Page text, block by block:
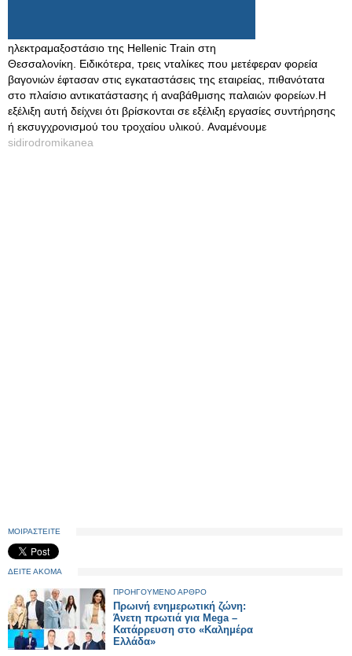
ηλεκτραμαξοστάσιο της Hellenic Train στη
Θεσσαλονίκη. Ειδικότερα, τρεις νταλίκες που μετέφεραν φορεία
βαγονιών έφτασαν στις εγκαταστάσεις της εταιρείας, πιθανότατα
στο πλαίσιο αντικατάστασης ή αναβάθμισης παλαιών φορείων.Η
εξέλιξη αυτή δείχνει ότι βρίσκονται σε εξέλιξη εργασίες συντήρησης
ή εκσυγχρονισμού του τροχαίου υλικού. Αναμένουμε
sidirodromikanea
ΜΟΙΡΑΣΤΕΙΤΕ
ΔΕΙΤΕ ΑΚΟΜΑ
ΠΡΟΗΓΟΥΜΕΝΟ ΑΡΘΡΟ
Πρωινή ενημερωτική ζώνη:
Άνετη πρωτιά για Mega –
Κατάρρευση στο «Καλημέρα
Ελλάδα»